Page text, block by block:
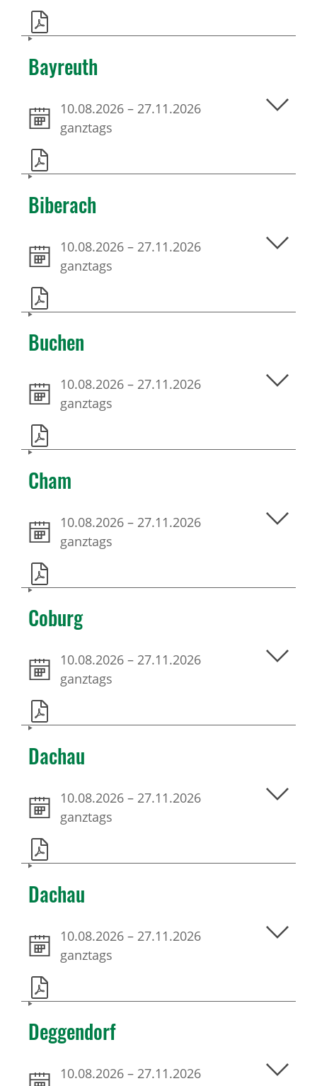
Bayreuth
10.08.2026 – 27.11.2026
ganztags
Biberach
10.08.2026 – 27.11.2026
ganztags
Buchen
10.08.2026 – 27.11.2026
ganztags
Cham
10.08.2026 – 27.11.2026
ganztags
Coburg
10.08.2026 – 27.11.2026
ganztags
Dachau
10.08.2026 – 27.11.2026
ganztags
Dachau
10.08.2026 – 27.11.2026
ganztags
Deggendorf
10.08.2026 – 27.11.2026